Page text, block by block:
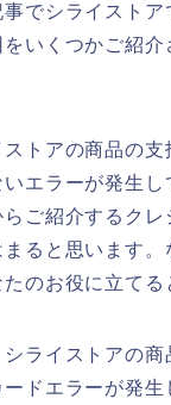
でシライストア
いくつかご紹介
トアの商品の支
エラーが発生し
ご紹介するクレ
ると思います。
のお役に立てる
ライストアの商
ドエラーが発生